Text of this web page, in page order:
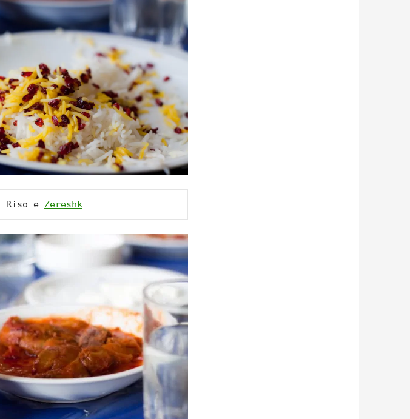
Riso e Zereshk